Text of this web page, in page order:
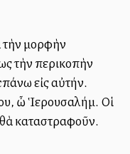
τὴν μορφὴν
τὴν περικοπὴν
εἰς αὐτήν.
ὦ Ἱερουσαλήμ. Οἱ
καταστραφοῦν.